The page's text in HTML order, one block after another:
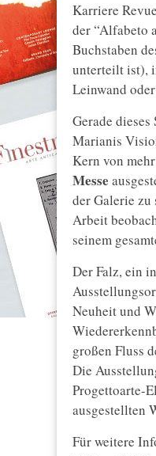
Karriere
der “Alfabeto
Buchstaben
unterteilt ist),
Leinwand
Gerade
Marianis
Kern von
Messe
der Galerie
Arbeit
seinem
Der Falz, ein
Neuheit und
großen Fluss
Die
Progettoarte-
ausgestellten
Für weitere